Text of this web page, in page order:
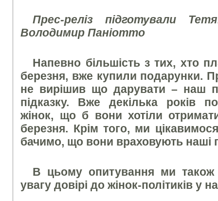
Прес-реліз підготували
Володимир Паніотто
Напевно більшість з тих, хто
березня, вже купили подарунки.
не вирішив що дарувати – наш
підказку. Вже декілька років
жінок, що б вони хотіли
березня. Крім того, ми
бачимо, що вони враховують наші
В цьому опитування ми також
увагу довірі до жінок-політиків у